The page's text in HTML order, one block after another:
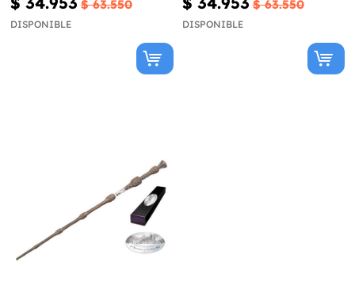
Muerte
$ 63.550
DISPONIBLE
Muerte
$ 63.550
DISPONIBLE